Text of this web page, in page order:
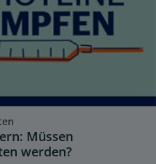
Müssen
werden?